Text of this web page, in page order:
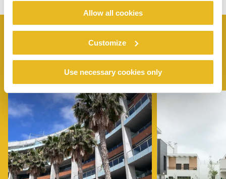
Allow all cookies
Customize
Use necessary cookies only
SAMANKALTAISIA
PROJEKTIT